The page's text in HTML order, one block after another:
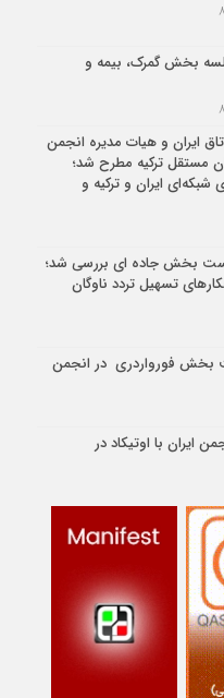
بخش گمرک، بیمه و
ایران و هیات مدیره انجمن
مستقل ترکیه مطرح شد؛
ایران و ترکیه و
بخش جاده ای بررسی شد؛
تسهیل تردد ناوگان
بخش فورواردری در انجمن
با اوتیکاد در